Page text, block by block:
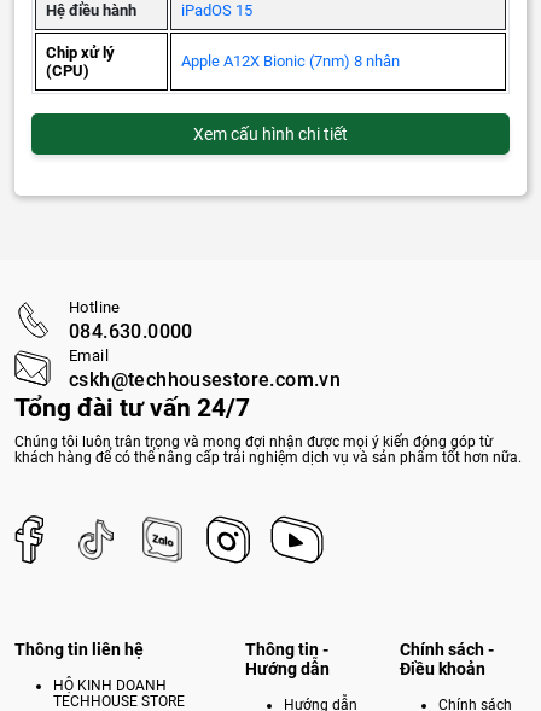
Hệ điều hành iPadOS 15
Chip xử lý
(CPU)
Apple A12X Bionic (7nm) 8 nhân
Xem cấu hình chi tiết
Tổng đài tư vấn 24/7
Chúng tôi luôn trân trọng và mong đợi nhận được mọi ý kiến đóng góp từ
khách hàng để có thể nâng cấp trải nghiệm dịch vụ và sản phẩm tốt hơn nữa.
Hotline
084.630.0000
Email
cskh@techhousestore.com.vn
Thông tin liên hệ
HỘ KINH DOANH
TECHHOUSE STORE
Thông tin -
Hướng dẫn
Hướng dẫn
Chính sách -
Điều khoản
Chính sách